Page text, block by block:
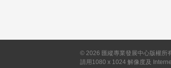
© 2026 匯縱專業發展中心版權所
請用1080 x 1024 解像度及